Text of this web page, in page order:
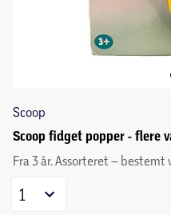
Scoop
Scoop fidget popper - flere
Fra 3 år. Assorteret –
1